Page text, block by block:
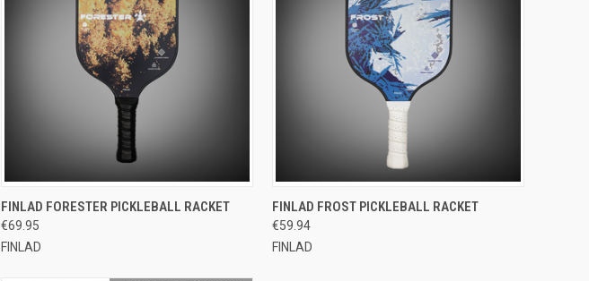
QUICK VIEW ADD TO CART
Compare
FINLAD FORESTER PICKLEBALL RACKET
€69.95
FINLAD
QUICK VIEW ADD TO CART
Compare
FINLAD FROST PICKLEBALL RACKET
€59.94
FINLAD